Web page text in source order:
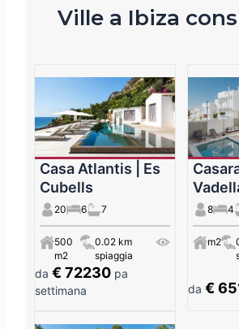
Ville a Ibiza
Casa Atlantis | Es
Cubells
20 6 7
500
m2
0.02 km
spiaggia
da€ 72230 pa
settimana
8 4
m2
da€